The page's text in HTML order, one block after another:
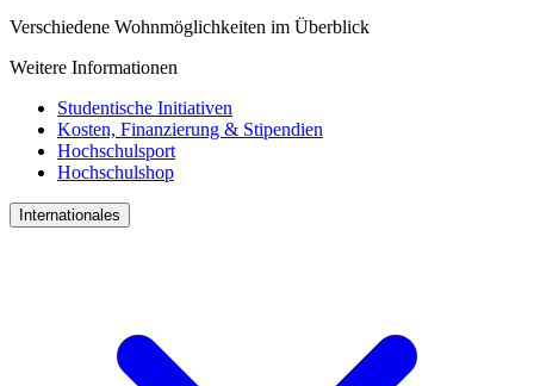
Verschiedene Wohnmöglichkeiten im Überblick
Weitere Informationen
Studentische Initiativen
Kosten, Finanzierung & Stipendien
Hochschulsport
Hochschulshop
Internationales